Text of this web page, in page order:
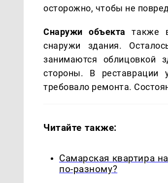
осторожно, чтобы не
Снаружи объекта также
снаружи здания.
занимаются облицовкой
стороны. В реставрации
требовало ремонта.
Читайте также:
Самарская квартира
по-разному?